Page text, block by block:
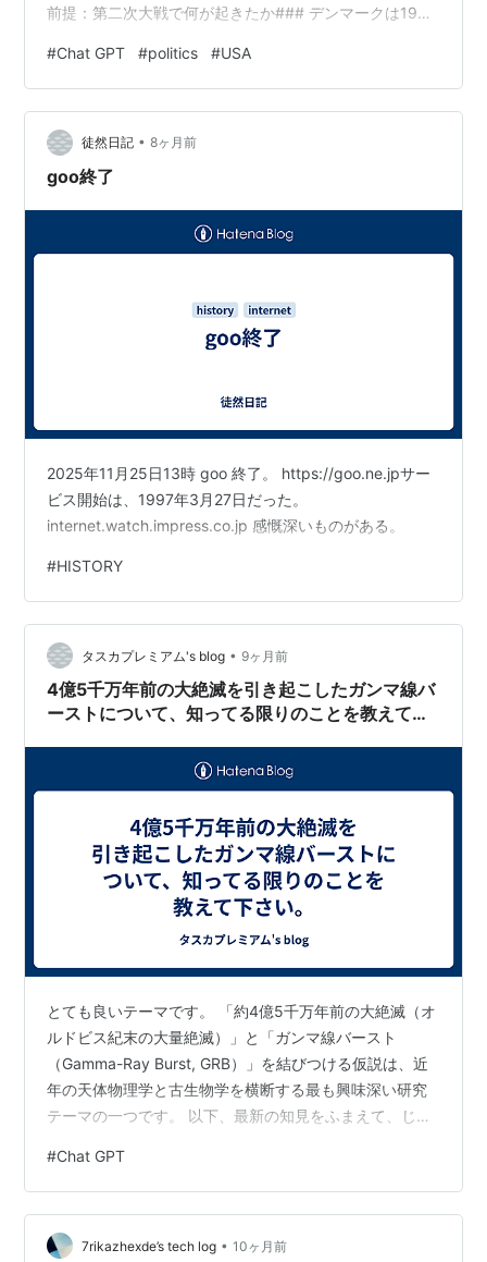
前提：第二次大戦で何が起きたか### デンマークは1940
リーンランドは**「宙に浮いた領土」**になる ### アメ
リカが事実上の防衛を引き受ける 1941年、米・デンマー
ク（亡命政府）間で協定 アメリカが * 空軍基地建設 * 港
湾整備 * 気象観測網構築👉 この時点で**アメリカはグリ
ーンランドを実効支配に近い形で運用…
#Chat GPT #politics #USA
徒然日記 • 8ヶ月前
goo終了
2025年11月25日13時 goo 終了。 https://goo.ne.jpサー
ビス開始は、1997年3月27日だった。
internet.watch.impress.co.jp 感慨深いものがある。
#HISTORY
タスカプレミアム's blog • 9ヶ月前
4億5千万年前の大絶滅を引き起こしたガンマ線バ
ーストについて、知ってる限りのことを教えて下
とても良いテーマです。 「約4億5千万年前の大絶滅（オ
ルドビス紀末の大量絶滅）」と「ガンマ線バースト
（Gamma-Ray Burst, GRB）」を結びつける仮説は、近
年の天体物理学と古生物学を横断する最も興味深い研究
テーマの一つです。 以下、最新の知見をふまえて、じっ
大絶滅とはまずは現象の整理から始めましょう。### ●
どんな出来事だったか 約 **4億4500万年前〜4億4300
万年前**（オルドビス紀末期）に、地球史上最初期に分
類される**五大絶滅の一つ**が起こりました。 推定で
#Chat GPT
7rikazhexde’s tech log • 10ヶ月前